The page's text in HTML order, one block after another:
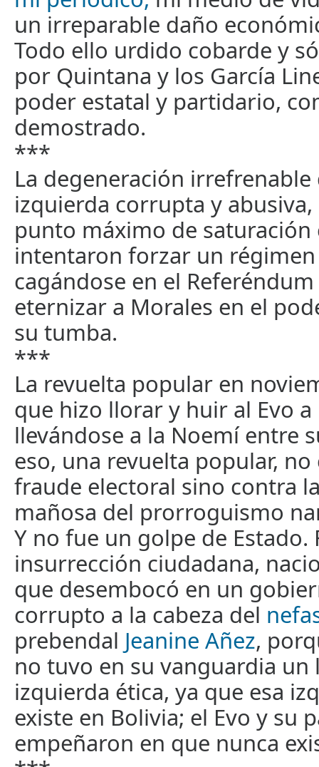
un irreparable daño
Todo ello urdido cobarde y
por Quintana y los García
poder estatal y partidario,
demostrado.
***
La degeneración irrefrenable
izquierda corrupta y
punto máximo de saturación
intentaron forzar un
cagándose en el
eternizar a Morales en el
su tumba.
***
La revuelta popular en
que hizo llorar y huir al Evo a
llevándose a la Noemí entre
eso, una revuelta popular,
fraude electoral sino contra
mañosa del prorroguismo
Y no fue un golpe de Estado.
insurrección ciudadana,
que desembocó en un
corrupto a la cabeza del
prebendal Jeanine Añez,
no tuvo en su vanguardia un
izquierda ética, ya que esa
existe en Bolivia; el Evo y su
empeñaron en que nunca